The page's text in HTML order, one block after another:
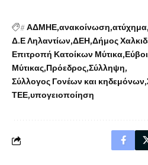
#ΑΔΜΗΕ ανακοίνωση ατύχημα
Δ.Ε Ληλαντίων ΔΕΗ Δήμος
Επιτροπή Κατοίκων Μύτικα
Μύτικας Πρόεδρος Σύλληψη
Σύλλογος Γονέων και κηδεμόνων
ΤΕΕ υπογειοποίηση